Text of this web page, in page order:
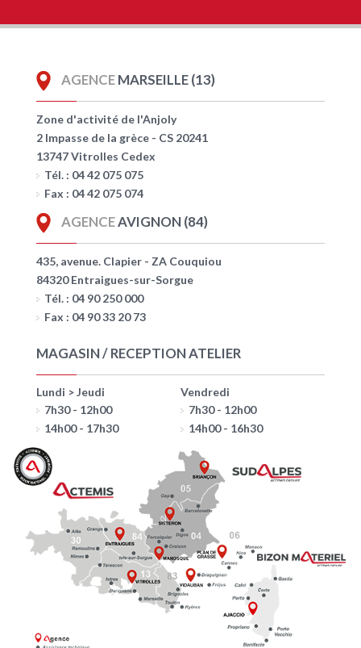
AGENCEMARSEILLE (13)
Zone d'activité de l'Anjoly
2 Impasse de la grèce - CS 20241
13747 Vitrolles Cedex
Tél. : 04 42 075 075
Fax : 04 42 075 074
AGENCEAVIGNON (84)
435, avenue. Clapier - ZA Couquiou
84320 Entraigues-sur-Sorgue
Tél. : 04 90 250 000
Fax : 04 90 33 20 73
MAGASIN / RECEPTION ATELIER
Lundi > Jeudi
7h30 - 12h00
14h00 - 17h30
Vendredi
7h30 - 12h00
14h00 - 16h30